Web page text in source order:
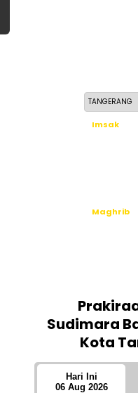
Imsak
Maghrib
Sudimara
Kota
Hari Ini
06 Aug 2026